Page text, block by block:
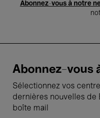
Abonnez-vous à notre
Abonnez-vous
Sélectionnez vos
dernières nouvelles de
boîte mail